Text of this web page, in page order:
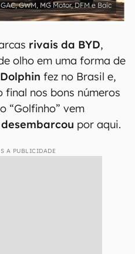
GWM, MG Motor, DFM e Baic
rivais da BYD,
olho em uma forma de
Dolphin fez no Brasil e,
nos bons números
“Golfinho” vem
desembarcou por aqui.
A PUBLICIDADE